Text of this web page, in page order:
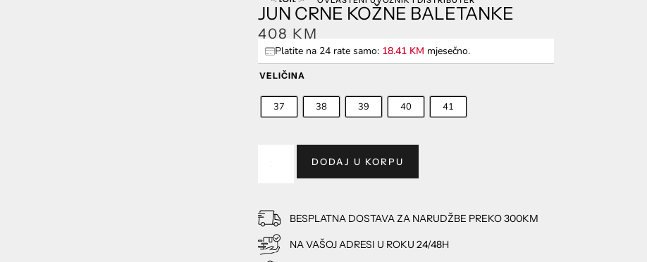
JUN CRNE KOŽNE BALETANKE
408 KM
Platite na 24 rate samo: 18.41 KM mjesečno.
VELIČINA
37 38 39 40 41
DODAJ U KORPU
BESPLATNA DOSTAVA ZA NARUDŽBE PREKO 300KM
NA VAŠOJ ADRESI U ROKU 24/48H